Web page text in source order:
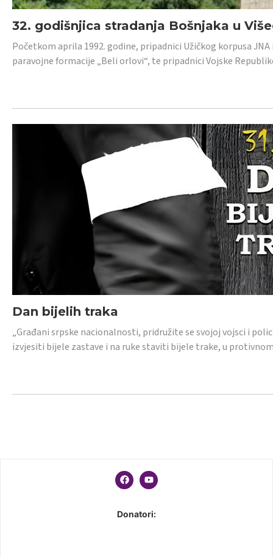
32. godišnjica stradanja Bošnjaka u
Početkom aprila 1992. godine, pripadnici Užičkog korpusa
paravojne formacije „Beli orlovi“, te pripadnici Vojske
Dan bijelih traka
„Građani srpske nacionalnosti, pridružite se svojoj vojsci i
izvjesiti bijele zastave i na ruke staviti bijele trake, u
Donatori: